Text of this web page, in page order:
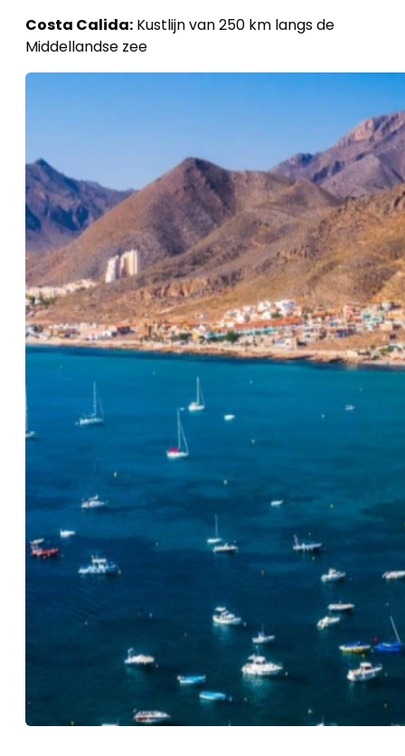
Costa Calida: Kustlijn van 250 km langs de
Middellandse zee